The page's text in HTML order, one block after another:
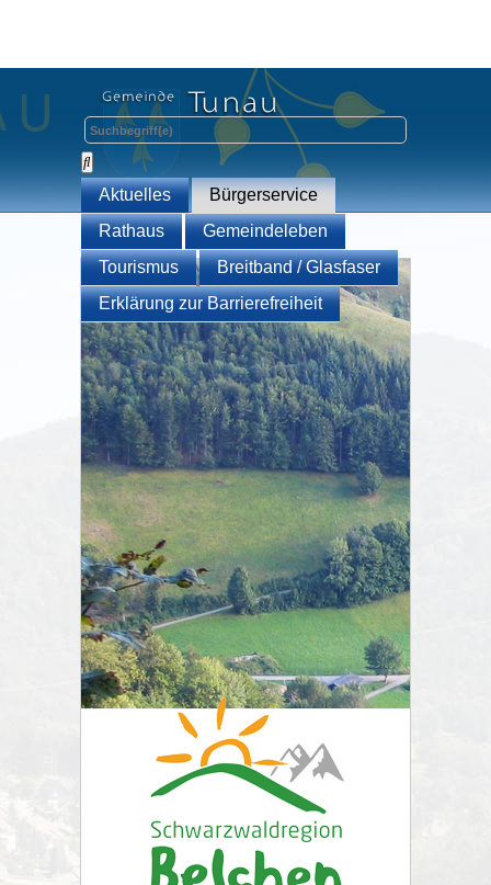
Aktuelles
Bürgerservice
Rathaus
Gemeindeleben
Tourismus
Breitband / Glasfaser
Erklärung zur Barrierefreiheit